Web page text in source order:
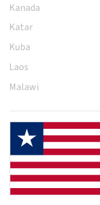
Kanada
Katar
Kuba
Laos
Malawi